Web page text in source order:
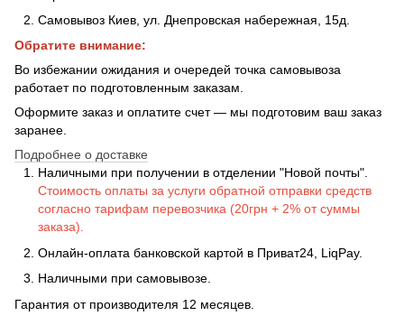
Самовывоз Киев, ул. Днепровская набережная , 15д.
Обратите внимание:
Во избежании ожидания и очередей точка самовывоза
работает по подготовленным заказам.
Оформите заказ и оплатите счет — мы подготовим ваш заказ
заранее.
Подробнее о доставке
Наличными при получении в отделении "Новой почты".
Стоимость оплаты за услуги обратной отправки средств
согласно тарифам перевозчика (20грн + 2% от суммы
заказа).
Онлайн-оплата банковской картой в Приват24, LiqPay.
Наличными при самовывозе.
Гарантия от производителя 12 месяцев.